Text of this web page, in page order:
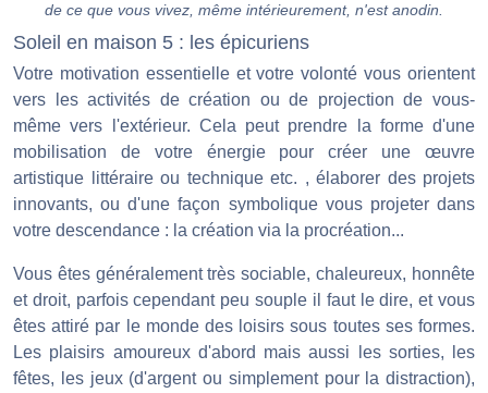
de ce que vous vivez, même intérieurement, n'est anodin.
Soleil en maison 5 : les épicuriens
Votre motivation essentielle et votre volonté vous orientent
vers les activités de création ou de projection de vous-
même vers l'extérieur. Cela peut prendre la forme d'une
mobilisation de votre énergie pour créer une œuvre
artistique littéraire ou technique etc. , élaborer des projets
innovants, ou d'une façon symbolique vous projeter dans
votre descendance : la création via la procréation...
Vous êtes généralement très sociable, chaleureux, honnête
et droit, parfois cependant peu souple il faut le dire, et vous
êtes attiré par le monde des loisirs sous toutes ses formes.
Les plaisirs amoureux d'abord mais aussi les sorties, les
fêtes, les jeux (d'argent ou simplement pour la distraction),